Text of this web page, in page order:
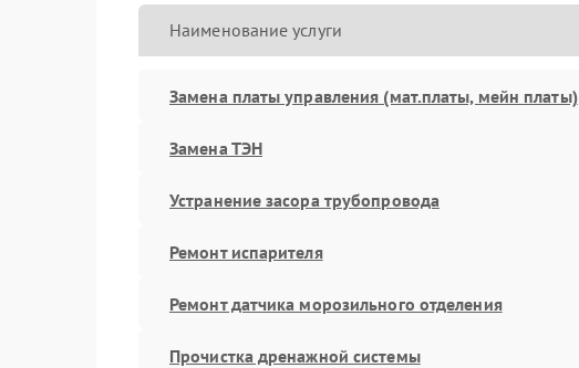
Наименование услуги
Замена платы управления (мат.платы, мейн платы)
Замена ТЭН
Устранение засора трубопровода
Ремонт испарителя
Ремонт датчика морозильного отделения
Прочистка дренажной системы